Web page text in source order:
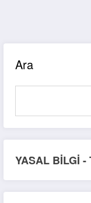
Ara
YASAL BİLGİ -